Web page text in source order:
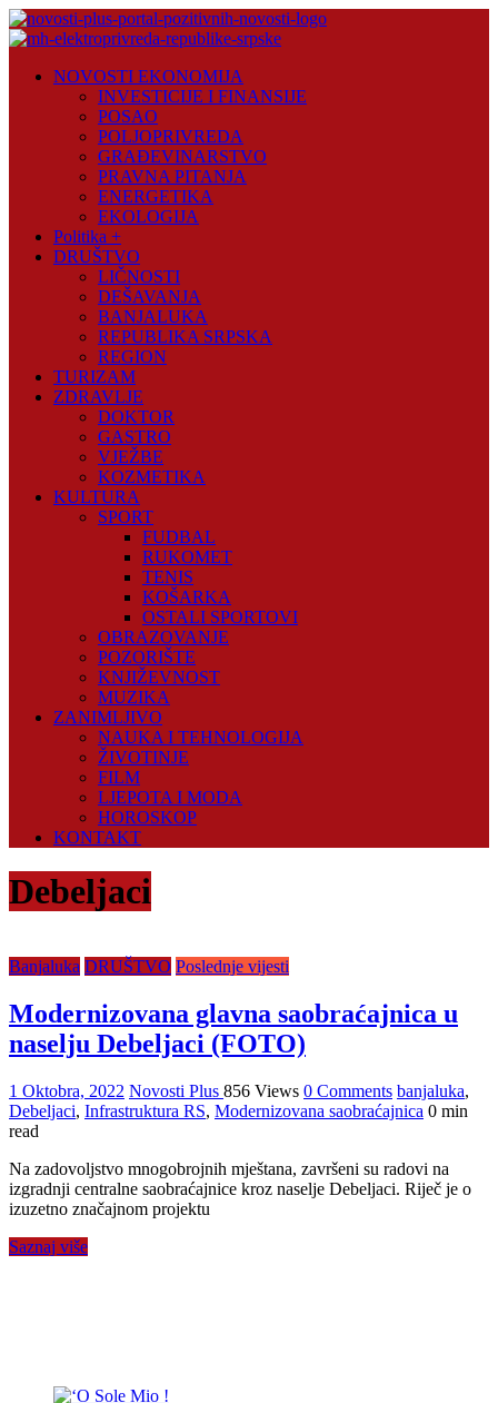
Skip
to
Plus
NOVOSTI EKONOMIJA
INVESTICIJE I FINANSIJE
POSAO
POLJOPRIVREDA
GRAĐEVINARSTVO
PRAVNA PITANJA
ENERGETIKA
EKOLOGIJA
Politika +
DRUŠTVO
LIČNOSTI
DEŠAVANJA
BANJALUKA
REPUBLIKA SRPSKA
REGION
TURIZAM
ZDRAVLJE
DOKTOR
GASTRO
VJEŽBE
KOZMETIKA
KULTURA
SPORT
FUDBAL
RUKOMET
TENIS
KOŠARKA
OSTALI SPORTOVI
OBRAZOVANJE
POZORIŠTE
KNJIŽEVNOST
MUZIKA
ZANIMLJIVO
NAUKA I TEHNOLOGIJA
ŽIVOTINJE
FILM
LJEPOTA I MODA
HOROSKOP
KONTAKT
Debeljaci
Banjaluka DRUŠTVO Poslednje vijesti
Modernizovana glavna saobraćajnica u
naselju Debeljaci (FOTO)
1 Oktobra, 2022 Novosti Plus 856 Views 0 Comments banjaluka,
Debeljaci, Infrastruktura RS, Modernizovana saobraćajnica 0 min
read
Na zadovoljstvo mnogobrojnih mještana, završeni su radovi na
izgradnji centralne saobraćajnice kroz naselje Debeljaci. Riječ je o
izuzetno značajnom projektu
Saznaj više